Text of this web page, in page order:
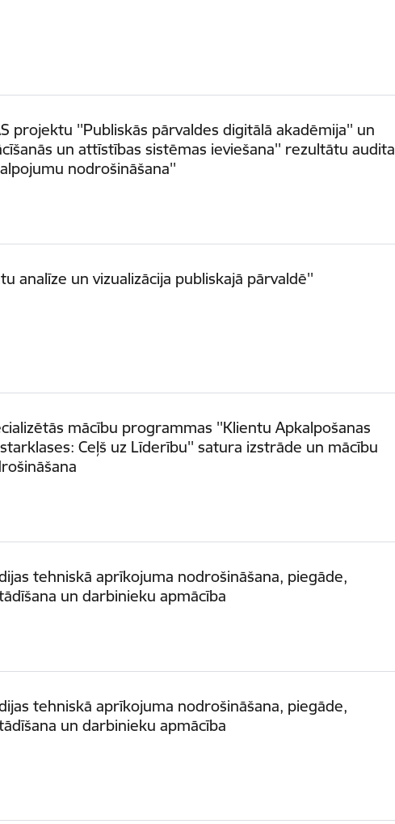
projektu ''Publiskās pārvaldes digitālā akadēmija'' un
un attīstības sistēmas ieviešana'' rezultātu audita
nodrošināšana''
analīze un vizualizācija publiskajā pārvaldē''
mācību programmas ''Klientu Apkalpošanas
Ceļš uz Līderību'' satura izstrāde un mācību
tehniskā aprīkojuma nodrošināšana, piegāde,
un darbinieku apmācība
tehniskā aprīkojuma nodrošināšana, piegāde,
un darbinieku apmācība